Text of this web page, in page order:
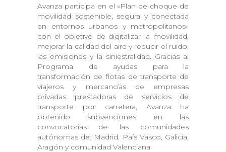
Avanza participa en el «Plan de choque de
movilidad sostenible, segura y conectada
en entornos urbanos y metropolitanos»
con el objetivo de digitalizar la movilidad,
mejorar la calidad del aire y reducir el ruido,
las emisiones y la siniestralidad. Gracias al
Programa de ayudas para la
transformación de flotas de transporte de
viajeros y mercancías de empresas
privadas prestadoras de servicios de
transporte por carretera, Avanza ha
obtenido subvenciones en las
convocatorias de las comunidades
autónomas de: Madrid, País Vasco, Galicia,
Aragón y comunidad Valenciana.